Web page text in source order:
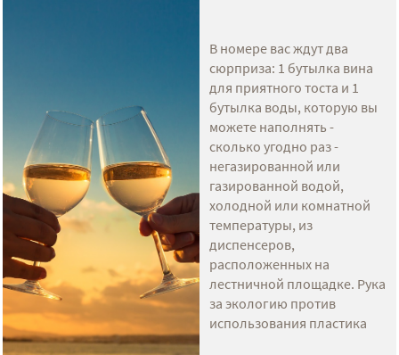
В номере вас ждут два
сюрприза: 1 бутылка вина
для приятного тоста и 1
бутылка воды, которую вы
можете наполнять -
сколько угодно раз -
негазированной или
газированной водой,
холодной или комнатной
температуры, из
диспенсеров,
расположенных на
лестничной площадке. Рука
за экологию против
использования пластика